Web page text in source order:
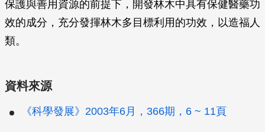
保護與善用資源的前提下，開發林木中具有保健醫藥功
效的成分，充分發揮林木多目標利用的功效，以造福人
類。
資料來源
《科學發展》2003年6月，366期，6 ~ 11頁